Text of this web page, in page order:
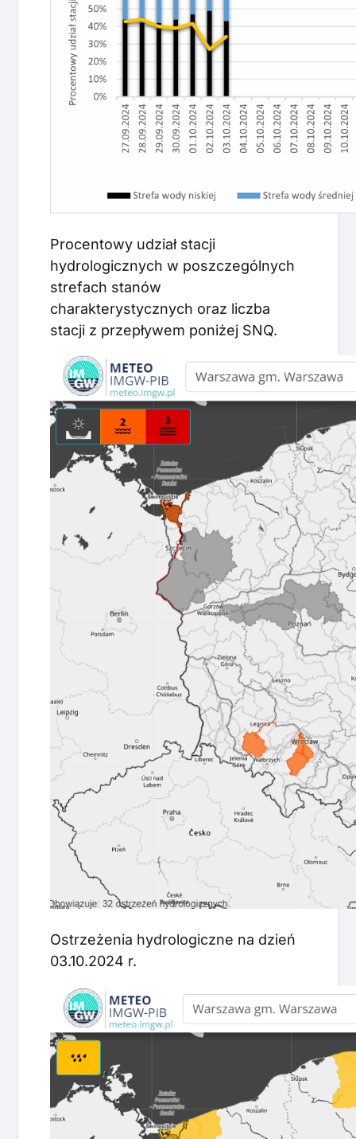
Procentowy udział stacji
hydrologicznych w poszczególnych
strefach stanów
charakterystycznych oraz liczba
stacji z przepływem poniżej SNQ.
Ostrzeżenia hydrologiczne na dzień
03.10.2024 r.